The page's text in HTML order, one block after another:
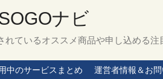
ナビ
れているオススメ商品や申し込める
中のサービスまとめ 運営者情報＆お